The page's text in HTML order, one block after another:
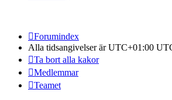
Forumindex
Alla tidsangivelser är UTC+01:00
Ta bort alla kakor
Medlemmar
Teamet